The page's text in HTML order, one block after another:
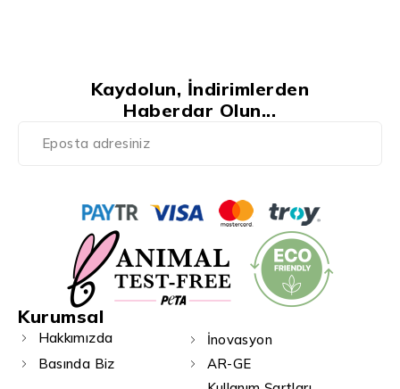
Kurumsal
Hakkımızda
İnovasyon
Basında Biz
AR-GE
Kaydolun, İndirimlerden
Haberdar Olun...